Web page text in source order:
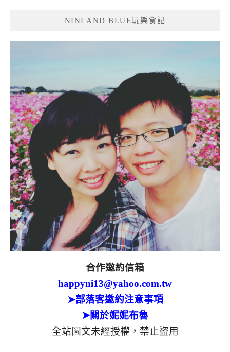
NINI AND BLUE玩樂食記
合作邀約信箱
happyni13@yahoo.com.tw
➤部落客邀約注意事項
➤關於妮妮布魯
全站圖文未經授權，禁止盜用